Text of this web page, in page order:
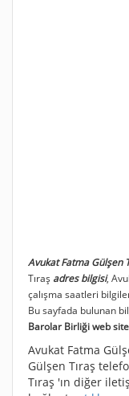
Avukat Fatma Gülşen
Tıraş adres bilgisi,
çalışma saatleri
Bu sayfada bulunan
Barolar Birliği web
Avukat Fatma
Gülşen Tıraş
Tıraş 'ın diğer